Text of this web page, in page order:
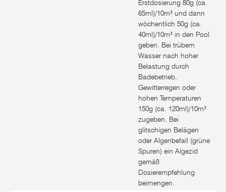
Erstdosierung 80g (ca.
65ml)/10m³ und dann
wöchentlich 50g (ca.
40ml)/10m³ in den Pool
geben. Bei trübem
Wasser nach hoher
Belastung durch
Badebetrieb,
Gewitterregen oder
hohen Temperaturen
150g (ca. 120ml)/10m³
zugeben. Bei
glitschigen Belägen
oder Algenbefall (grüne
Spuren) ein Algezid
gemäß
Dosierempfehlung
beimengen.